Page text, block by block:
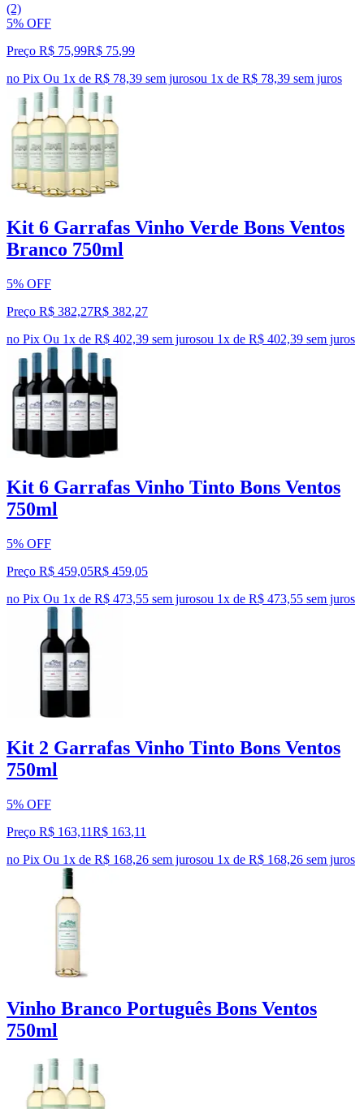
(2)
5% OFF
Preço R$ 75,99R$ 75,99
no Pix Ou 1x de R$ 78,39 sem jurosou 1x de R$ 78,39 sem juros
Kit 6 Garrafas Vinho Verde Bons Ventos
Branco 750ml
5% OFF
Preço R$ 382,27R$ 382,27
no Pix Ou 1x de R$ 402,39 sem jurosou 1x de R$ 402,39 sem juros
Kit 6 Garrafas Vinho Tinto Bons Ventos
750ml
5% OFF
Preço R$ 459,05R$ 459,05
no Pix Ou 1x de R$ 473,55 sem jurosou 1x de R$ 473,55 sem juros
Kit 2 Garrafas Vinho Tinto Bons Ventos
750ml
5% OFF
Preço R$ 163,11R$ 163,11
no Pix Ou 1x de R$ 168,26 sem jurosou 1x de R$ 168,26 sem juros
Vinho Branco Português Bons Ventos
750ml